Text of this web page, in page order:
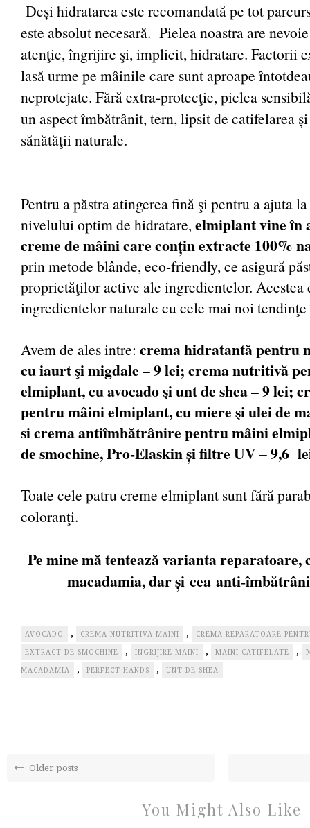
Deși hidratarea este recomandată pe tot
este absolut necesară. Pielea noastra are
atenţie, îngrijire şi, implicit, hidratare. Factorii
lasă urme pe mâinile care sunt aproape
neprotejate. Fără extra-protecţie, pielea
un aspect îmbătrânit, tern, lipsit de catifelarea
sănătăţii naturale.
Pentru a păstra atingerea fină şi pentru a ajuta
nivelului optim de hidratare,elmiplant vine în
creme de mâini care conțin extracte 100%
prin metode blânde, eco-friendly, ce asigură
proprietăţilor active ale ingredientelor. Acestea
ingredientelor naturale cu cele mai noi
Avem de ales intre: crema hidratantă pentru
cu iaurt şi migdale – 9 lei; crema nutritivă
elmiplant, cu avocado şi unt de shea – 9 lei;
pentru mâini elmiplant, cu miere şi ulei de
si crema antiîmbătrânire pentru mâini
de smochine, Pro-Elaskin și filtre UV – 9,6
Toate cele patru creme elmiplant sunt fără
coloranţi.
Pe mine mă tentează varianta reparatoare,
macadamia, dar și cea anti-
AVOCADO , CREMA NUTRITIVA MAINI , CREMA REPARATOARE
EXTRACT DE SMOCHINE , INGRIJIRE MAINI , MAINI CATIFELATE ,
MACADAMIA , PERFECT HANDS , UNT DE SHEA
Older posts
You Might Also Like